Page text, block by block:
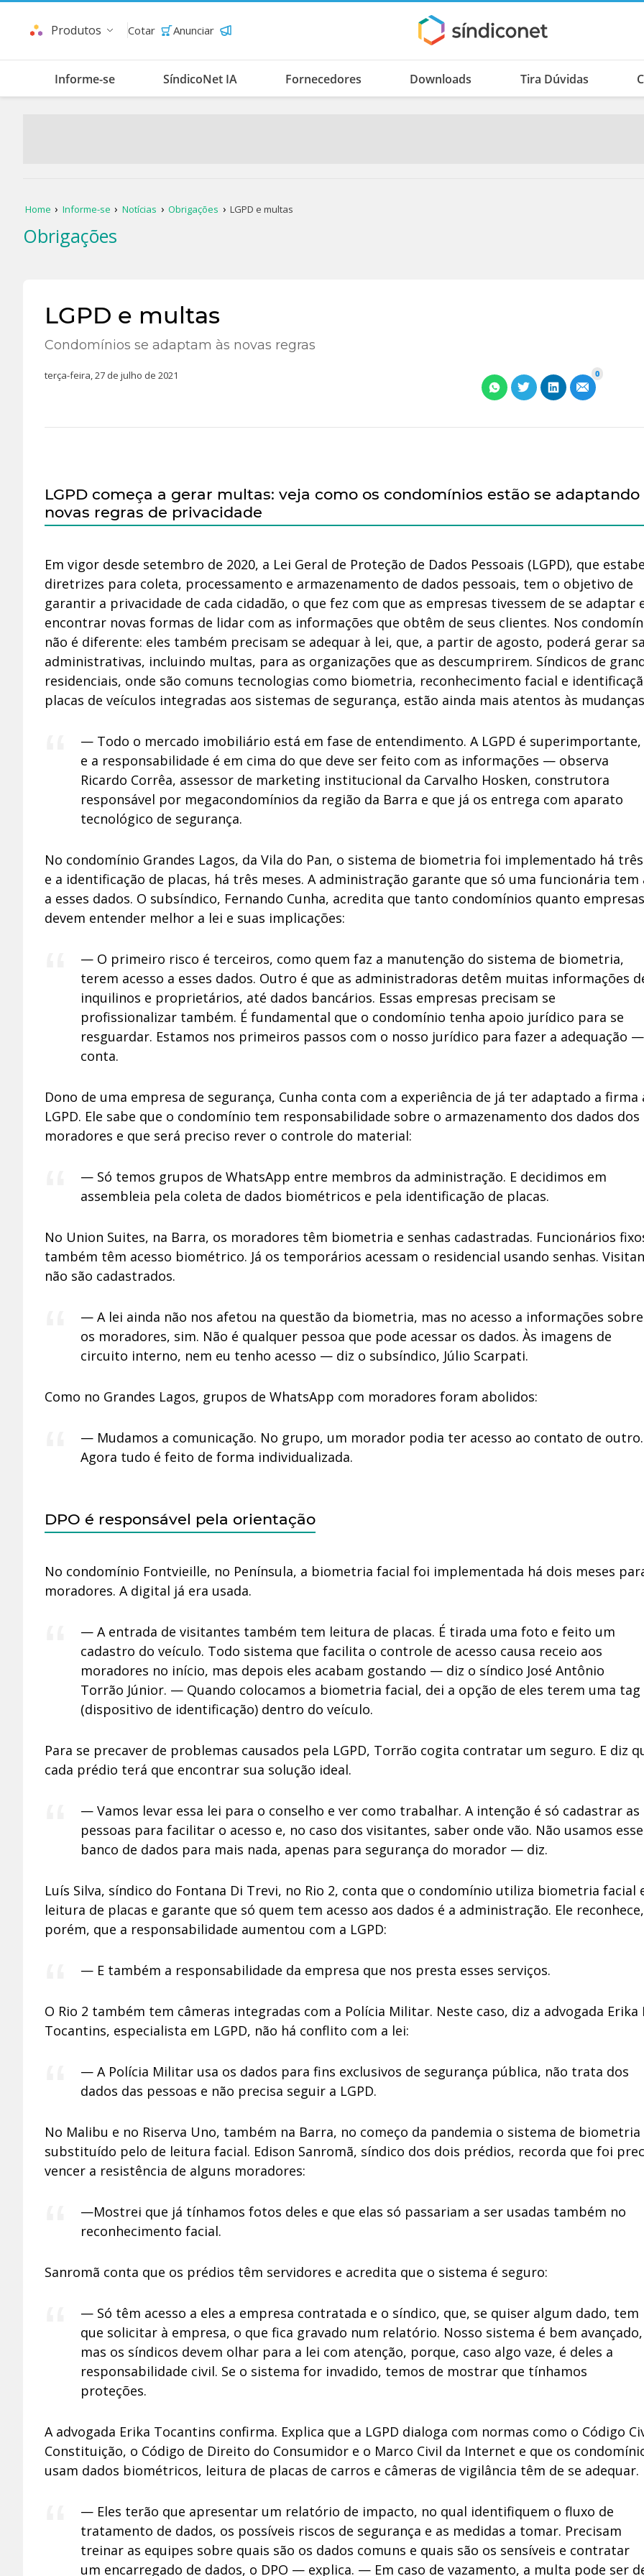
Produtos Cotar Anunciar
Informe-se SíndicoNet IA Fornecedores Downloads Tira Dúvidas
Home Informe-se Notícias Obrigações LGPD e multas
Obrigações
LGPD e multas
Condomínios se adaptam às novas regras
terça-feira, 27 de julho de 2021 0
LGPD começa a gerar multas: veja como os condomínios estão se adaptando
novas regras de privacidade
Em vigor desde setembro de 2020, a Lei Geral de Proteção de Dados Pessoais (LGPD), que
diretrizes para coleta, processamento e armazenamento de dados pessoais, tem o objetivo de
garantir a privacidade de cada cidadão, o que fez com que as empresas tivessem de se adaptar
encontrar novas formas de lidar com as informações que obtêm de seus clientes. Nos
não é diferente: eles também precisam se adequar à lei, que, a partir de agosto, poderá gerar
administrativas, incluindo multas, para as organizações que as descumprirem. Síndicos de
residenciais, onde são comuns tecnologias como biometria, reconhecimento facial e
placas de veículos integradas aos sistemas de segurança, estão ainda mais atentos às
— Todo o mercado imobiliário está em fase de entendimento. A LGPD é superimportante,
e a responsabilidade é em cima do que deve ser feito com as informações — observa
Ricardo Corrêa, assessor de marketing institucional da Carvalho Hosken, construtora
responsável por megacondomínios da região da Barra e que já os entrega com aparato
tecnológico de segurança.
No condomínio Grandes Lagos, da Vila do Pan, o sistema de biometria foi implementado há
e a identificação de placas, há três meses. A administração garante que só uma funcionária tem
a esses dados. O subsíndico, Fernando Cunha, acredita que tanto condomínios quanto empresas
devem entender melhor a lei e suas implicações:
— O primeiro risco é terceiros, como quem faz a manutenção do sistema de biometria,
terem acesso a esses dados. Outro é que as administradoras detêm muitas informações
inquilinos e proprietários, até dados bancários. Essas empresas precisam se
profissionalizar também. É fundamental que o condomínio tenha apoio jurídico para se
resguardar. Estamos nos primeiros passos com o nosso jurídico para fazer a adequação —
conta.
Dono de uma empresa de segurança, Cunha conta com a experiência de já ter adaptado a firma
LGPD. Ele sabe que o condomínio tem responsabilidade sobre o armazenamento dos dados dos
moradores e que será preciso rever o controle do material:
— Só temos grupos de WhatsApp entre membros da administração. E decidimos em
assembleia pela coleta de dados biométricos e pela identificação de placas.
No Union Suites, na Barra, os moradores têm biometria e senhas cadastradas. Funcionários
também têm acesso biométrico. Já os temporários acessam o residencial usando senhas.
não são cadastrados.
— A lei ainda não nos afetou na questão da biometria, mas no acesso a informações sobre
os moradores, sim. Não é qualquer pessoa que pode acessar os dados. Às imagens de
circuito interno, nem eu tenho acesso — diz o subsíndico, Júlio Scarpati.
Como no Grandes Lagos, grupos de WhatsApp com moradores foram abolidos:
— Mudamos a comunicação. No grupo, um morador podia ter acesso ao contato de outro.
Agora tudo é feito de forma individualizada.
DPO é responsável pela orientação
No condomínio Fontvieille, no Península, a biometria facial foi implementada há dois meses
moradores. A digital já era usada.
— A entrada de visitantes também tem leitura de placas. É tirada uma foto e feito um
cadastro do veículo. Todo sistema que facilita o controle de acesso causa receio aos
moradores no início, mas depois eles acabam gostando — diz o síndico José Antônio
Torrão Júnior. — Quando colocamos a biometria facial, dei a opção de eles terem uma tag
(dispositivo de identificação) dentro do veículo.
Para se precaver de problemas causados pela LGPD, Torrão cogita contratar um seguro. E diz
cada prédio terá que encontrar sua solução ideal.
— Vamos levar essa lei para o conselho e ver como trabalhar. A intenção é só cadastrar as
pessoas para facilitar o acesso e, no caso dos visitantes, saber onde vão. Não usamos esse
banco de dados para mais nada, apenas para segurança do morador — diz.
Luís Silva, síndico do Fontana Di Trevi, no Rio 2, conta que o condomínio utiliza biometria facial
leitura de placas e garante que só quem tem acesso aos dados é a administração. Ele reconhece,
porém, que a responsabilidade aumentou com a LGPD:
— E também a responsabilidade da empresa que nos presta esses serviços.
O Rio 2 também tem câmeras integradas com a Polícia Militar. Neste caso, diz a advogada Erika
Tocantins, especialista em LGPD, não há conflito com a lei:
— A Polícia Militar usa os dados para fins exclusivos de segurança pública, não trata dos
dados das pessoas e não precisa seguir a LGPD.
No Malibu e no Riserva Uno, também na Barra, no começo da pandemia o sistema de
substituído pelo de leitura facial. Edison Sanromã, síndico dos dois prédios, recorda que foi
vencer a resistência de alguns moradores:
—Mostrei que já tínhamos fotos deles e que elas só passariam a ser usadas também no
reconhecimento facial.
Sanromã conta que os prédios têm servidores e acredita que o sistema é seguro:
— Só têm acesso a eles a empresa contratada e o síndico, que, se quiser algum dado, tem
que solicitar à empresa, o que fica gravado num relatório. Nosso sistema é bem avançado,
mas os síndicos devem olhar para a lei com atenção, porque, caso algo vaze, é deles a
responsabilidade civil. Se o sistema for invadido, temos de mostrar que tínhamos
proteções.
A advogada Erika Tocantins confirma. Explica que a LGPD dialoga com normas como o Código
Constituição, o Código de Direito do Consumidor e o Marco Civil da Internet e que os
usam dados biométricos, leitura de placas de carros e câmeras de vigilância têm de se adequar.
— Eles terão que apresentar um relatório de impacto, no qual identifiquem o fluxo de
tratamento de dados, os possíveis riscos de segurança e as medidas a tomar. Precisam
treinar as equipes sobre quais são os dados comuns e quais são os sensíveis e contratar
um encarregado de dados, o DPO — explica. — Em caso de vazamento, a multa pode ser